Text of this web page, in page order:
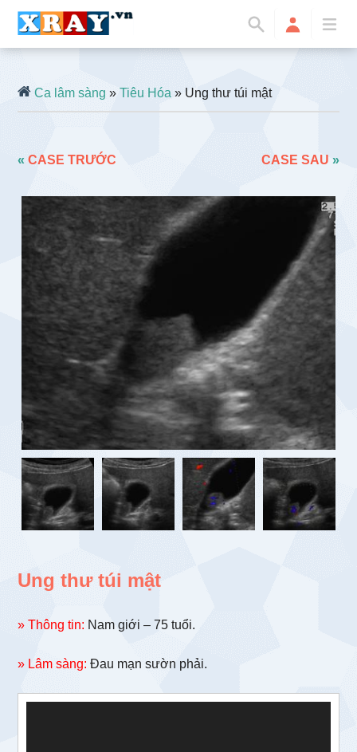
Ca lâm sàng »Tiêu Hóa » Ung thư túi mật
«CASE TRƯỚC CASE SAU »
Ung thư túi mật
» Thông tin: Nam giới – 75 tuổi.
» Lâm sàng: Đau mạn sườn phải.